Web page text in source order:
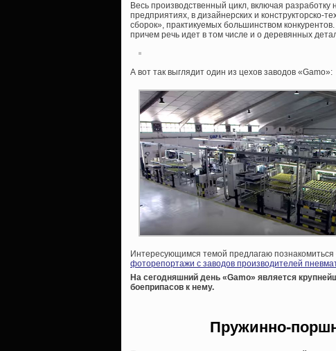
Весь производственный цикл, включая
предприятиях, в дизайнерских и конструкторско-
сборок», практикуемых большинством
причем речь идет в том числе и о деревянных
А вот так выглядит один из цехов заводов «Gamo»:
Интересующимся темой предлагаю
фоторепортажи с заводов производителей
На сегодняшний день «Gamo» является
боеприпасов к нему.
Пружинно-